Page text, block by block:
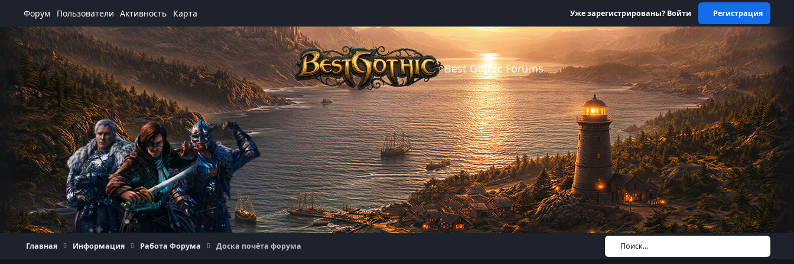
Форум Пользователи Активность Карта Уже зарегистрированы? Войти Регистрация
Best Gothic Forums
Главная Информация Работа Форума Доска почёта форума Поиск...